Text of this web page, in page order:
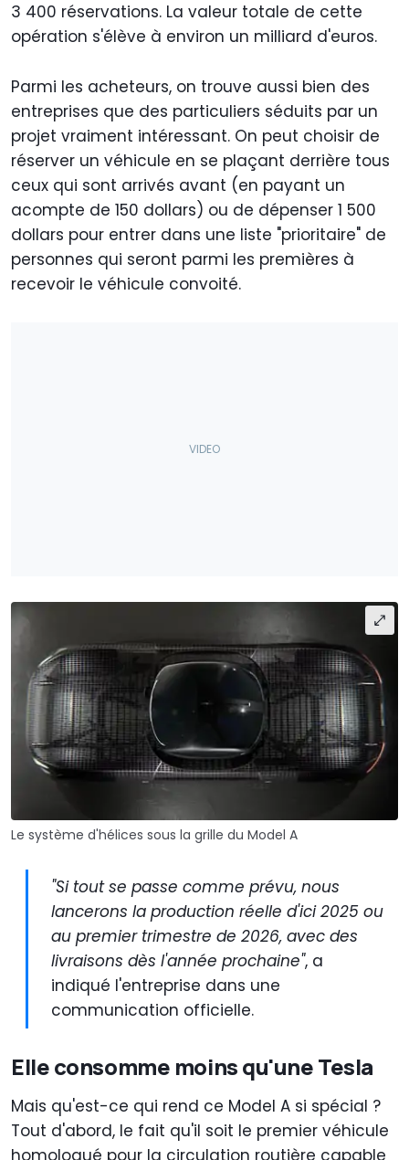
3 400 réservations. La valeur totale de cette
opération s'élève à environ un milliard d'euros.
Parmi les acheteurs, on trouve aussi bien des
entreprises que des particuliers séduits par un
projet vraiment intéressant. On peut choisir de
réserver un véhicule en se plaçant derrière tous
ceux qui sont arrivés avant (en payant un
acompte de 150 dollars) ou de dépenser 1 500
dollars pour entrer dans une liste "prioritaire" de
personnes qui seront parmi les premières à
recevoir le véhicule convoité.
Le système d'hélices sous la grille du Model A
"Si tout se passe comme prévu, nous
lancerons la production réelle d'ici 2025 ou
au premier trimestre de 2026, avec des
livraisons dès l'année prochaine", a
indiqué l'entreprise dans une
communication officielle.
Elle consomme moins qu'une Tesla
Mais qu'est-ce qui rend ce Model A si spécial ?
Tout d'abord, le fait qu'il soit le premier véhicule
homologué pour la circulation routière capable